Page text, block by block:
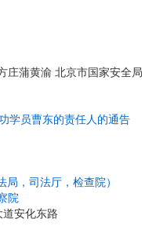
庄蒲黄渝 北京市国家安全局
学员曹东的责任人的通告
，司法厅，检查院）
院
安化东路